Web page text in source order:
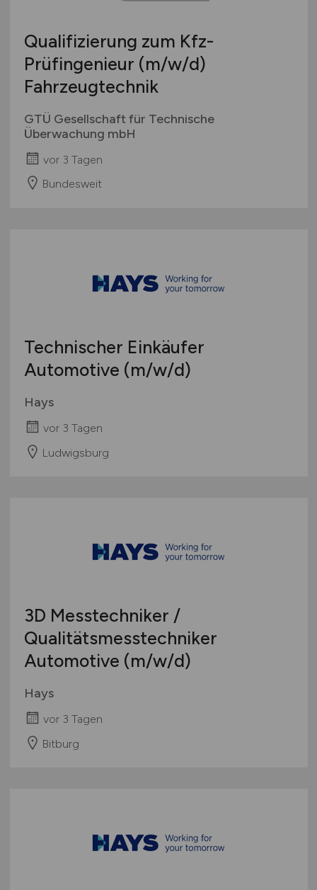
Qualifizierung zum Kfz-
Prüfingenieur (m/w/d)
Fahrzeugtechnik
GTÜ Gesellschaft für Technische
Überwachung mbH
vor 3 Tagen
Bundesweit
Technischer Einkäufer
Automotive (m/w/d)
Hays
vor 3 Tagen
Ludwigsburg
3D Messtechniker /
Qualitätsmesstechniker
Automotive (m/w/d)
Hays
vor 3 Tagen
Bitburg